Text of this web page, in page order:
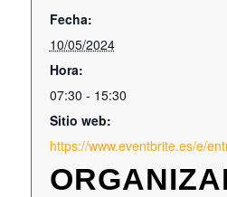
Fecha:
10/05/2024
Hora:
07:30 - 15:30
Sitio web:
https://www.eventbrite.es/e/